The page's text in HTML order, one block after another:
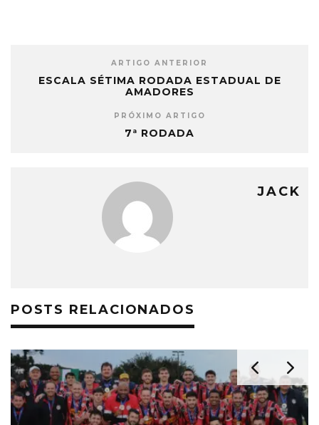
ARTIGO ANTERIOR
ESCALA SÉTIMA RODADA ESTADUAL DE
AMADORES
PRÓXIMO ARTIGO
7ª RODADA
JACK
POSTS RELACIONADOS